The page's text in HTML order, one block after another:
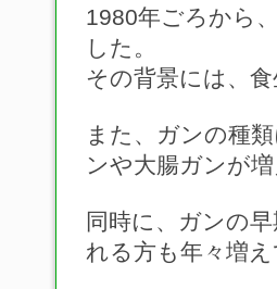
1980年ごろから
した。
その背景には、
また、ガンの種
ンや大腸ガンが
同時に、ガンの
れる方も年々増